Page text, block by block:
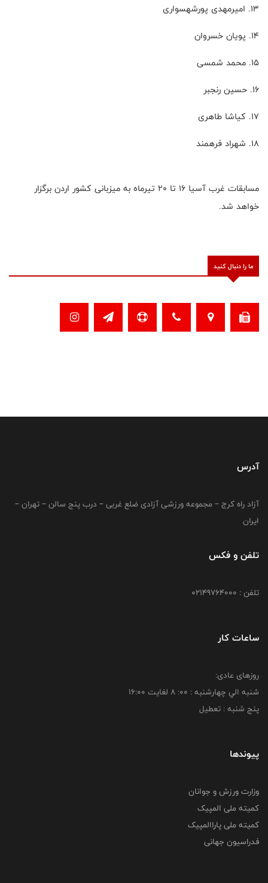
۱۳. امیرمهدی پورشهسواری
۱۴. پویان خسروان
۱۵. محمد شمسی
۱۶. حسین رنجبر
۱۷. کیاشا طاهری
۱۸. شهراد فرهمند
مسابقات غرب آسیا ۱۶ تا ۲۰ تیرماه به میزبانی کشور اردن برگزار
خواهد شد.
ما را دنبال کنید
آدرس
آزاد راه کرج – مجموعه ورزشی آزادی ضلع غربی – درب پنج سالن – تهران –
ایران
تلفن و فکس
تلفن : 02149764000
ساعات کار
روزهای عادی:
شنبه الي چهارشنبه : 00: 8 لغايت 16:00
پنج شنبه : تعطیل
پیوندها
وزارت ورزش و جوانان
کمیته ملی المپیک
کمیته ملی پاراالمپیک
فدراسیون جهانی